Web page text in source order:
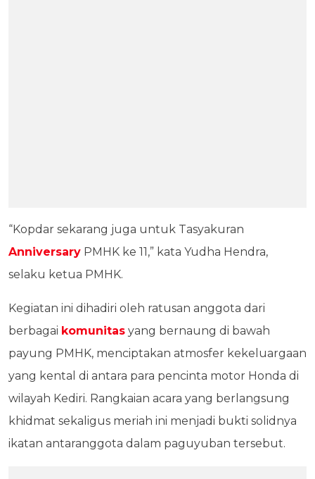
“Kopdar sekarang juga untuk Tasyakuran
Anniversary PMHK ke 11,” kata Yudha Hendra,
selaku ketua PMHK.
Kegiatan ini dihadiri oleh ratusan anggota dari
berbagai komunitas yang bernaung di bawah
payung PMHK, menciptakan atmosfer kekeluargaan
yang kental di antara para pencinta motor Honda di
wilayah Kediri. Rangkaian acara yang berlangsung
khidmat sekaligus meriah ini menjadi bukti solidnya
ikatan antaranggota dalam paguyuban tersebut.